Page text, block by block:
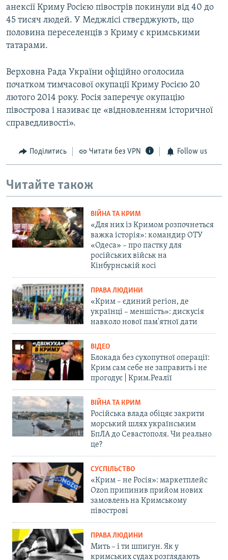
анексії Криму Росією півострів покинули від 40 до
45 тисяч людей. У Меджлісі стверджують, що
половина переселенців з Криму є кримськими
татарами.
Верховна Рада України офіційно оголосила
початком тимчасової окупації Криму Росією 20
лютого 2014 року. Росія заперечує окупацію
півострова і називає це «відновленням історичної
справедливості».
Поділитись Читати без VPN Follow us
Читайте також
ВІЙНА ТА КРИМ
«Для них із Кримом розпочнеться
важка історія»: командир ОТУ
«Одеса» – про пастку для
російських військ на
Кінбурнській косі
ПРАВА ЛЮДИНИ
«Крим – єдиний регіон, де
українці – меншість»: дискусія
навколо нової пам'ятної дати
ВІДЕО
Блокада без сухопутної операції:
Крим сам себе не заправить і не
прогодує | Крим.Реалії
ВІЙНА ТА КРИМ
Російська влада обіцяє закрити
морський шлях українським
БпЛА до Севастополя. Чи реально
це?
СУСПІЛЬСТВО
«Крим – не Росія»: маркетплейс
Ozon припинив прийом нових
замовлень на Кримському
півострові
ПРАВА ЛЮДИНИ
Мить – і ти шпигун. Як у
кримських судах розглядають